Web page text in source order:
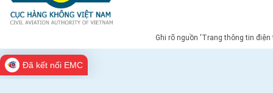
Ghi rõ nguồn 'Trang thông tin
Đã kết nối EMC